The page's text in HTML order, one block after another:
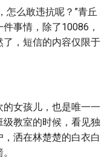
怎么敢违抗呢？”青丘
事情，除了10086，
，短信的内容仅限于
女孩儿，也是唯一一
教室的时候，看见独
洒在林楚楚的白衣白